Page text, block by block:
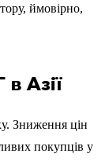
ймовірно,
Азії
Зниження цін
покупців у